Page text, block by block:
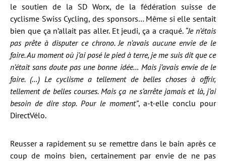
le soutien de la SD Worx, de la fédération suisse de
cyclisme Swiss Cycling, des sponsors… Même si elle sentait
bien que ça n’allait pas aller. Et jeudi, ça a craqué. “Je n’étais
pas prête à disputer ce chrono. Je n’avais aucune envie de le
faire. Au moment où j’ai posé le pied à terre, je me suis dit que ce
n’était sans doute pas une bonne idée… Mais j’avais envie de le
faire. (…) Le cyclisme a tellement de belles choses à offrir,
tellement de belles courses. Mais ça ne s’arrête jamais et là, j’ai
besoin de dire stop. Pour le moment”, a-t-elle conclu pour
DirectVélo.
Reusser a rapidement su se remettre dans le bain après ce
coup de moins bien, certainement par envie de ne pas